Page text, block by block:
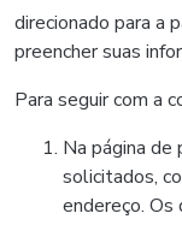
direcionado para a
preencher suas
Para seguir com a
Na página de
solicitados,
endereço. Os